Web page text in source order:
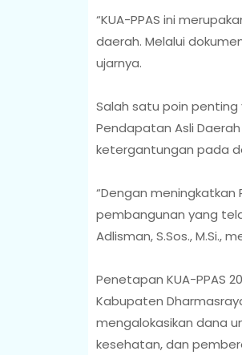
“KUA-PPAS ini
daerah. Melalui
ujarnya.
Salah satu poin
Pendapatan Asli
ketergantungan pada
“Dengan
pembangunan yang
Adlisman, S.Sos., M.Si.,
Penetapan KUA-PPAS
Kabupaten
mengalokasikan dana
kesehatan, dan